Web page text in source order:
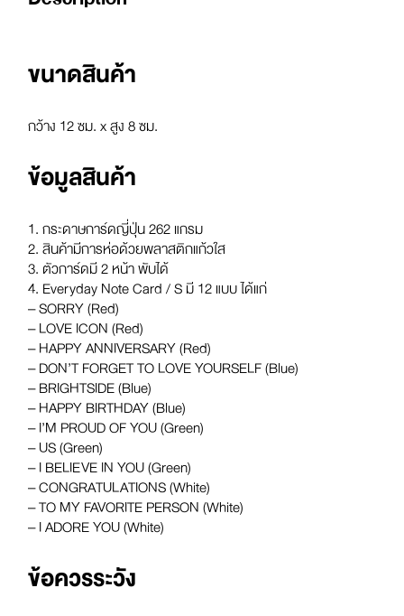
ขนาดสินค้า
กว้าง 12 ซม. x สูง 8 ซม.
ข้อมูลสินค้า
1. กระดาษการ์ดญี่ปุ่น 262 แกรม
2. สินค้ามีการห่อด้วยพลาสติกแก้วใส
3. ตัวการ์ดมี 2 หน้า พับได้
4. Everyday Note Card / S มี 12 แบบ ได้แก่
– SORRY (Red)
– LOVE ICON (Red)
– HAPPY ANNIVERSARY (Red)
– DON’T FORGET TO LOVE YOURSELF (Blue)
– BRIGHTSIDE (Blue)
– HAPPY BIRTHDAY (Blue)
– I’M PROUD OF YOU (Green)
– US (Green)
– I BELIEVE IN YOU (Green)
– CONGRATULATIONS (White)
– TO MY FAVORITE PERSON (White)
– I ADORE YOU (White)
ข้อควรระวัง